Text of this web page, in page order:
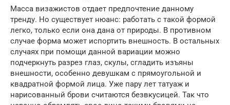
Масса визажистов отдает предпочтение данному
тренду. Но существует нюанс: работать с такой формой
легко, только если она дана от природы. В противном
случае форма может испортить внешность. В остальных
случаях при помощи данной вариации можно
подчеркнуть разрез глаз, скулы, сгладить изъяны
внешности, особенно девушкам с прямоугольной и
квадратной формой лица. Уже пару лет татуаж и
нарисованный брови считаются безвкусицей. Так что